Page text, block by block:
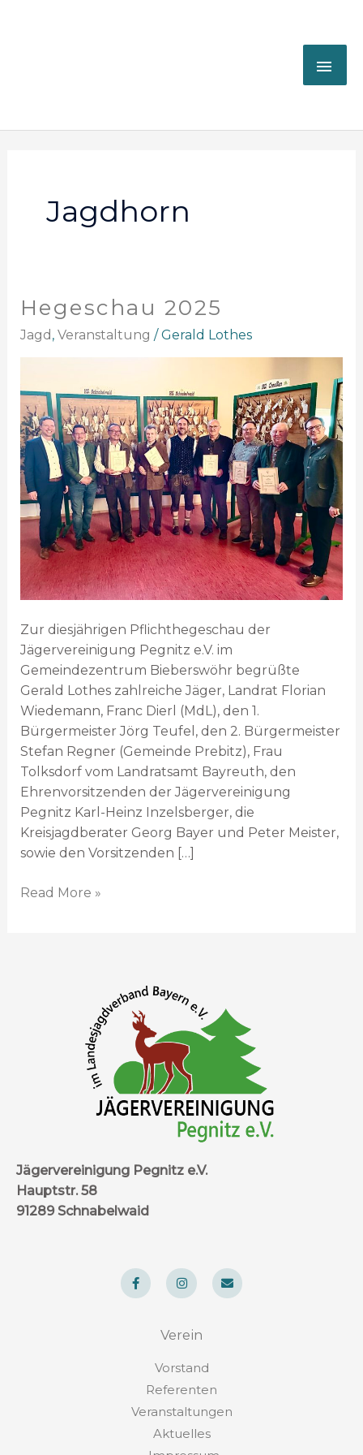
Jagdhorn
Hegeschau 2025
Jagd , Veranstaltung /Gerald Lothes
Zur diesjährigen Pflichthegeschau der
Jägervereinigung Pegnitz e.V. im
Gemeindezentrum Bieberswöhr begrüßte
Gerald Lothes zahlreiche Jäger, Landrat Florian
Wiedemann, Franc Dierl (MdL), den 1.
Bürgermeister Jörg Teufel, den 2. Bürgermeister
Stefan Regner (Gemeinde Prebitz), Frau
Tolksdorf vom Landratsamt Bayreuth, den
Ehrenvorsitzenden der Jägervereinigung
Pegnitz Karl-Heinz Inzelsberger, die
Kreisjagdberater Georg Bayer und Peter Meister,
sowie den Vorsitzenden […]
Hegeschau
Read More »
Jägervereinigung Pegnitz e.V.
Hauptstr. 58
91289 Schnabelwaid
F
a
c
e
I
n
s
t
r
m
E
n
v
e
Verein
Vorstand
Referenten
Veranstaltungen
Aktuelles